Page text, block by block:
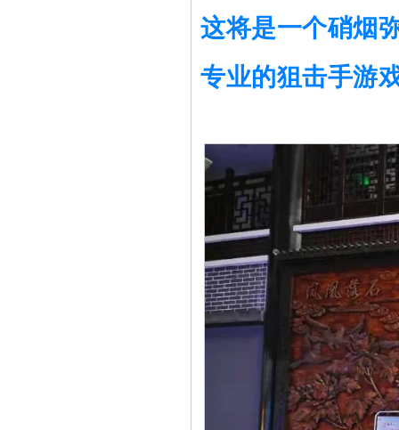
这将是一个硝烟
专业的狙击手游